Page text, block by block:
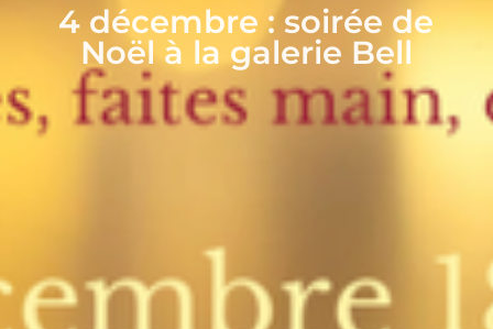
4 décembre : soirée de
Noël à la galerie Bell